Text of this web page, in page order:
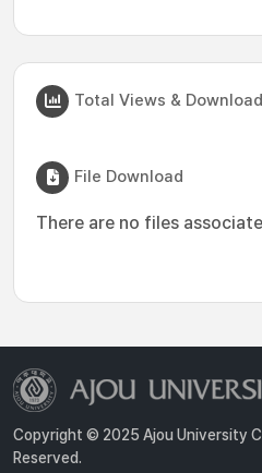
Total Views &
File Download
There are no files
Copyright © 2025 Ajou University
Reserved.